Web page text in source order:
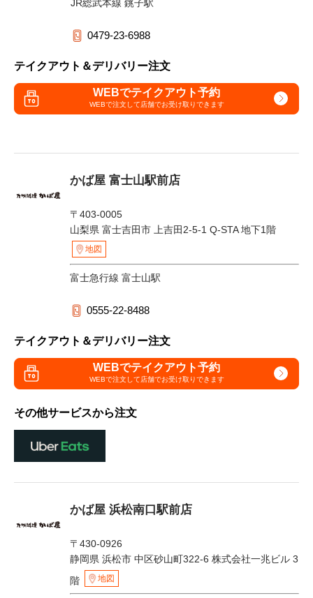
JR総武本線 銚子駅
0479-23-6988
テイクアウト＆デリバリー注文
WEBでテイクアウト予約
WEBで注文して店舗でお受け取りできます
かば屋 富士山駅前店
〒403-0005
山梨県 富士吉田市 上吉田2-5-1 Q-STA 地下1階
地図
富士急行線 富士山駅
0555-22-8488
テイクアウト＆デリバリー注文
WEBでテイクアウト予約
WEBで注文して店舗でお受け取りできます
その他サービスから注文
かば屋 浜松南口駅前店
〒430-0926
静岡県 浜松市 中区砂山町322-6 株式会社一兆ビル 3
階
地図